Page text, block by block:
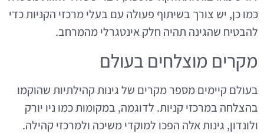
כמו כן, יש צורך בשיתוף פעולה עם בעלי מרכזי הקניות כדי
להבטיח שהגינה תהיה חלק אינטגרלי מהמרחב.
מקרים מוצלחים בעולם
בעולם קיימים מספר מקרים של גינות קהילתיות שהוקמו
בהצלחה במרכזי קניות. לדוגמה, במקומות כמו ניו יורק
ולונדון, גינות אלה הפכו למוקדי משיכה ולמרכזי קהילה.